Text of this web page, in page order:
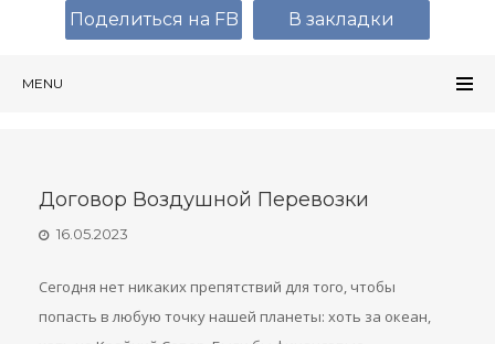
MENU
Договор Воздушной Перевозки
16.05.2023
Сегодня нет никаких препятствий для того, чтобы
попасть в любую точку нашей планеты: хоть за океан,
Поделиться на FB В закладки